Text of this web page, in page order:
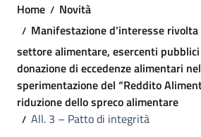
Home
Novità
Manifestazione d’interesse
settore alimentare, esercenti
donazione di eccedenze alimentari
sperimentazione del “Reddito
riduzione dello spreco alimentare
All. 3 – Patto di integrità